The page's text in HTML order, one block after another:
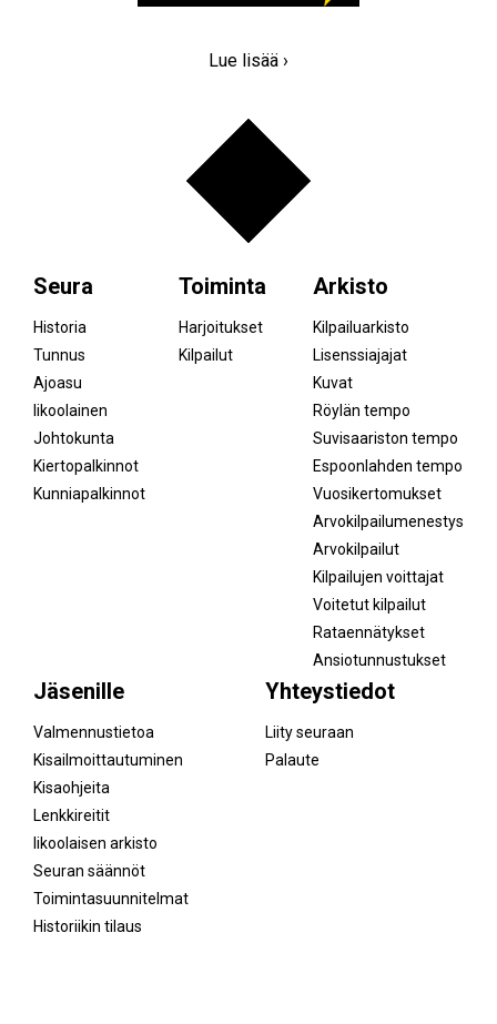
Lue lisää ›
Seura
Historia
Tunnus
Ajoasu
Iikoolainen
Johtokunta
Kiertopalkinnot
Kunniapalkinnot
Toiminta
Harjoitukset
Kilpailut
Arkisto
Kilpailuarkisto
Lisenssiajajat
Kuvat
Röylän tempo
Suvisaariston tempo
Espoonlahden tempo
Vuosikertomukset
Arvokilpailumenestys
Arvokilpailut
Kilpailujen voittajat
Voitetut kilpailut
Rataennätykset
Ansiotunnustukset
Jäsenille
Valmennustietoa
Kisailmoittautuminen
Kisaohjeita
Lenkkireitit
Iikoolaisen arkisto
Seuran säännöt
Toimintasuunnitelmat
Historiikin tilaus
Yhteystiedot
Liity seuraan
Palaute